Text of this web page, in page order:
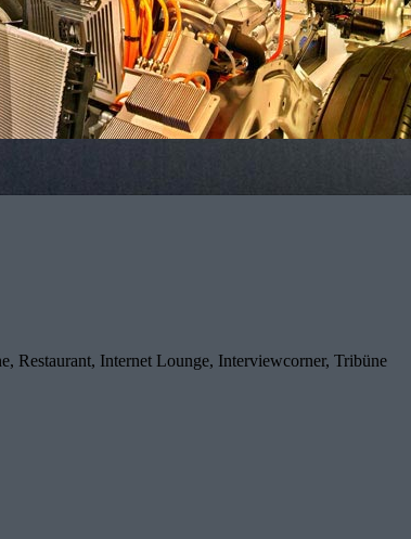
Restaurant, Internet Lounge, Interviewcorner, Tribüne